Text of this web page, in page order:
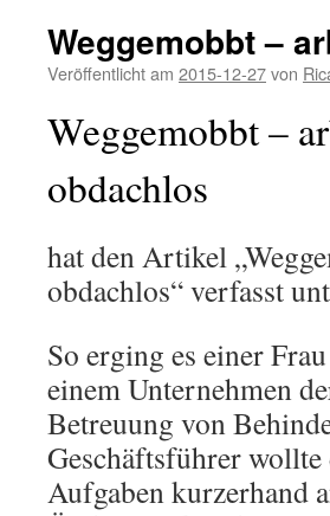
Weggemobbt –
Veröffentlicht am 2015-12-27von
Weggemobbt –
obdachlos
hat den Artikel
obdachlos“ verfasst
So erging es einer
einem Unternehmen
Betreuung von
Geschäftsführer
Aufgaben kurzerhand